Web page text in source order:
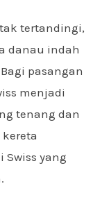
tertandingi,
danau indah
pasangan
menjadi
tenang dan
Swiss yang